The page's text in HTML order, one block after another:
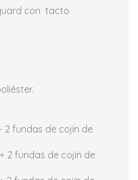
con tacto
2 fundas de cojín de
2 fundas de cojín de